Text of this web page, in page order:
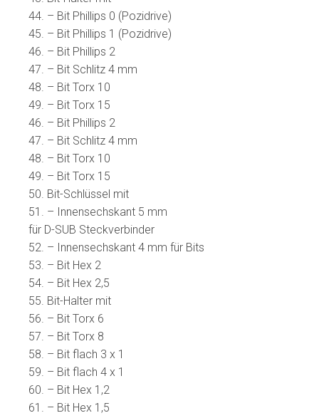
44. – Bit Phillips 0 (Pozidrive)
45. – Bit Phillips 1 (Pozidrive)
46. – Bit Phillips 2
47. – Bit Schlitz 4 mm
48. – Bit Torx 10
49. – Bit Torx 15
46. – Bit Phillips 2
47. – Bit Schlitz 4 mm
48. – Bit Torx 10
49. – Bit Torx 15
50. Bit-Schlüssel mit
51. – Innensechskant 5 mm
für D-SUB Steckverbinder
52. – Innensechskant 4 mm für Bits
53. – Bit Hex 2
54. – Bit Hex 2,5
55. Bit-Halter mit
56. – Bit Torx 6
57. – Bit Torx 8
58. – Bit flach 3 x 1
59. – Bit flach 4 x 1
60. – Bit Hex 1,2
61. – Bit Hex 1,5